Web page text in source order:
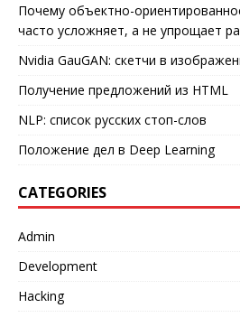
Почему объектно-
часто усложняет, а не упрощает
Nvidia GauGAN: скетчи в
Получение предложений из HTML
NLP: список русских стоп-слов
Положение дел в Deep Learning
CATEGORIES
Admin
Development
Hacking